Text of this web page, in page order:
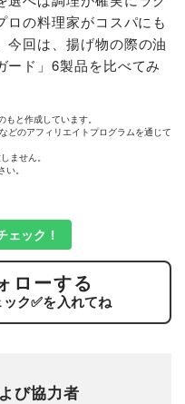
ロの料理家がコスパにも
今回は、揚げ物の際の油
ード」6製品を比べてみ
と作成しています。
どのアフィリエイトプログラムを通じて
ません。
。
ェック！
ローする
ク✅を入れてね
び協力者